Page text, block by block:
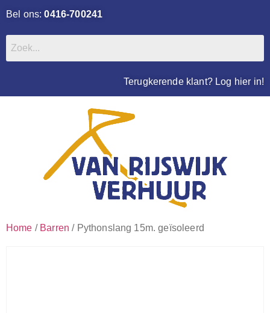
Bel ons:0416-700241
Terugkerende klant? Log hier in!
Home / Barren / Pythonslang 15m. geïsoleerd